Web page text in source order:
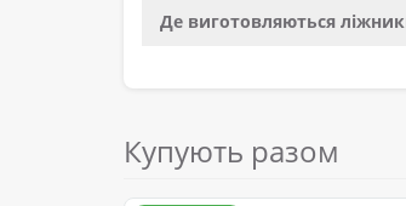
Де виготовляються
Купують разом